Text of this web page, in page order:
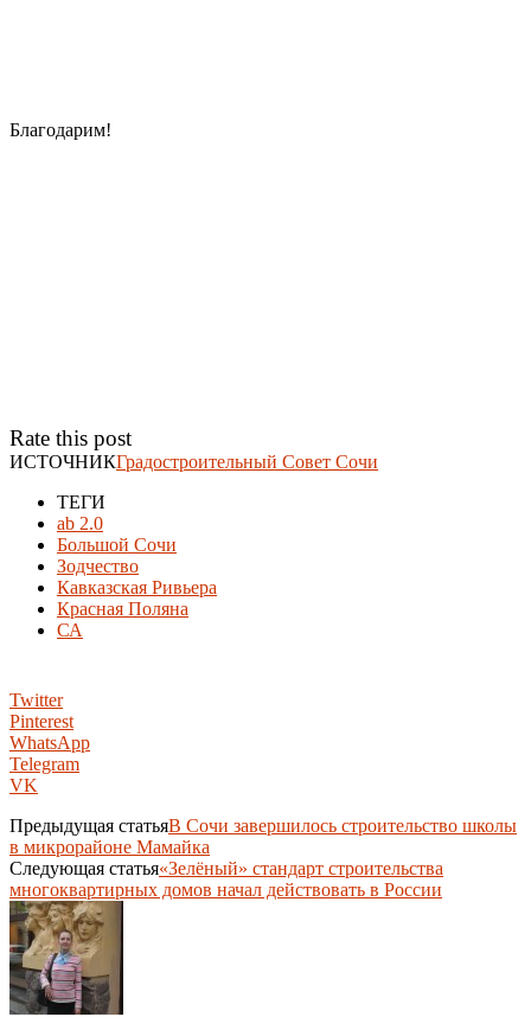
Благодарим!
Rate this post
ИСТОЧНИКГрадостроительный Совет Сочи
ТЕГИ
ab 2.0
Большой Сочи
Зодчество
Кавказская Ривьера
Красная Поляна
СА
Twitter
Pinterest
WhatsApp
Telegram
VK
Предыдущая статьяВ Сочи завершилось строительство школы
в микрорайоне Мамайка
Следующая статья«Зелёный» стандарт строительства
многоквартирных домов начал действовать в России